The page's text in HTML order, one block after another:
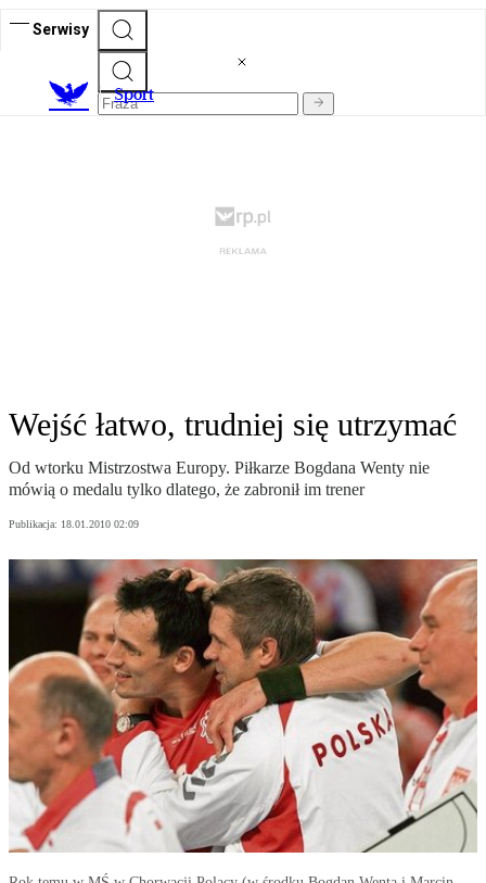
Serwisy
Sport
Wejść łatwo, trudniej się utrzymać
Od wtorku Mistrzostwa Europy. Piłkarze Bogdana Wenty nie
mówią o medalu tylko dlatego, że zabronił im trener
Publikacja: 18.01.2010 02:09